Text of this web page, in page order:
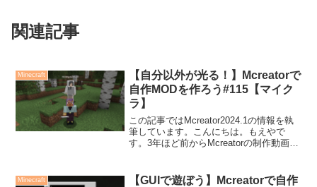
関連記事
Minecraft
【自分以外が光る！】Mcreatorで
自作MODを作ろう#115【マイク
ラ】
この記事ではMcreator2024.1の情報を執
筆しています。こんにちは。もえやで
す。3年ほど前からMcreatorの制作動画を
光るようにしてみました！プロシ...
Minecraft
【GUIで遊ぼう】Mcreatorで自作